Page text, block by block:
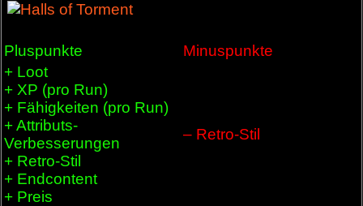
Pluspunkte
Minuspunkte
+ Loot
+ XP (pro Run)
+ Fähigkeiten (pro Run)
+ Attributs-
Verbesserungen
+ Retro-Stil
+ Endcontent
+ Preis
– Retro-Stil